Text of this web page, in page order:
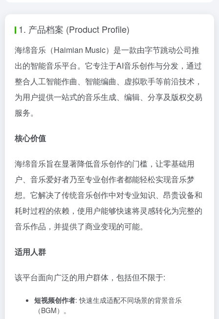
1. 产品档案 (Product Profile)
海绵音乐（Haimian Music）是一款由字节跳动公司推
出的智能音乐平台。它专注于AI音乐创作与分发，通过
整合人工智能作曲、智能编曲、虚拟歌手等前沿技术，
为用户提供一站式的音乐生成、编辑、分享及版权交易
服务。
核心价值
海绵音乐旨在显著降低音乐创作的门槛，让零基础用
户、音乐爱好者乃至专业创作者都能轻松实现音乐梦
想。它解决了传统音乐创作中对专业知识、昂贵设备和
耗时过程的依赖，使用户能够快速将灵感转化为完整的
音乐作品，并提供了商业变现的可能。
适用人群
该平台面向广泛的用户群体，包括但不限于:
短视频创作者: 快速生成适配不同场景的背景音乐
（BGM）。